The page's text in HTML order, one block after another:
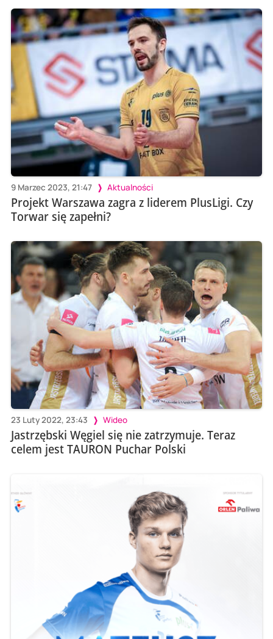
9 Marzec 2023, 21:47 Aktualności
Projekt Warszawa zagra z liderem PlusLigi. Czy
Torwar się zapełni?
23 Luty 2022, 23:43 Wideo
Jastrzębski Węgiel się nie zatrzymuje. Teraz
celem jest TAURON Puchar Polski